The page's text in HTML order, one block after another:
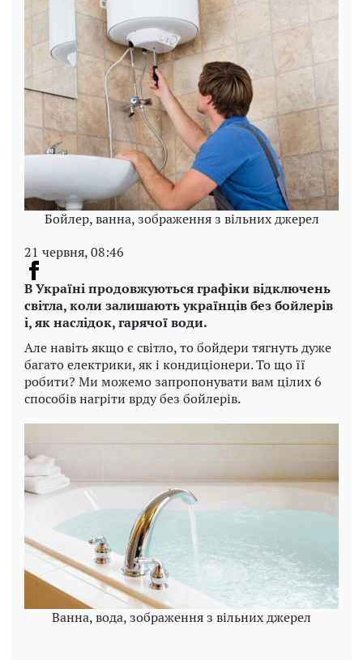
Бойлер, ванна, зображення з вільних джерел
21 червня, 08:46
В Україні продовжуються графіки відключень
світла, коли залишають українців без бойлерів
і, як наслідок, гарячої води.
Але навіть якщо є світло, то бойдери тягнуть дуже
багато електрики, як і кондиціонери. То що її
робити? Ми можемо запропонувати вам цілих 6
способів нагріти врду без бойлерів.
Ванна, вода, зображення з вільних джерел